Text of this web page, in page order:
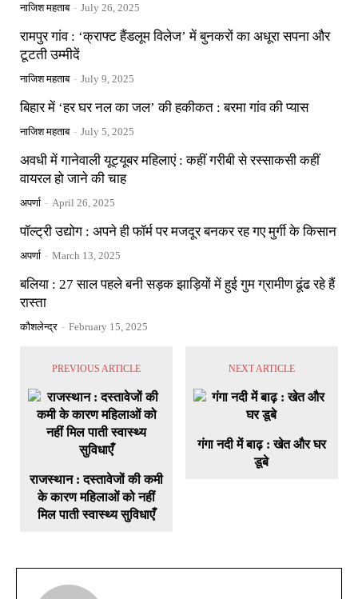
नाजिश महताब - July 26, 2025
रामपुर गांव : ‘क्राफ्ट हैंडलूम विलेज’ में बुनकरों का अधूरा सपना और
टूटती उम्मीदें
नाजिश महताब - July 9, 2025
बिहार में ‘हर घर नल का जल’ की हकीकत : बरमा गांव की प्यास
नाजिश महताब - July 5, 2025
अवधी में गानेवाली यूट्यूबर महिलाएं : कहीं गरीबी से रस्साकसी कहीं
वायरल हो जाने की चाह
अपर्णा - April 26, 2025
पॉल्ट्री उद्योग : अपने ही फॉर्म पर मजदूर बनकर रह गए मुर्गी के किसान
अपर्णा - March 13, 2025
बलिया : 27 साल पहले बनी सड़क झाड़ियों में हुई गुम ग्रामीण ढूंढ रहे हैं
रास्ता
कौशलेन्द्र - February 15, 2025
PREVIOUS ARTICLE
राजस्थान : दस्तावेजों की कमी
के कारण महिलाओं को नहीं
मिल पाती स्वास्थ्य सुविधाएँ
NEXT ARTICLE
गंगा नदी में बाढ़ : खेत और घर
डूबे